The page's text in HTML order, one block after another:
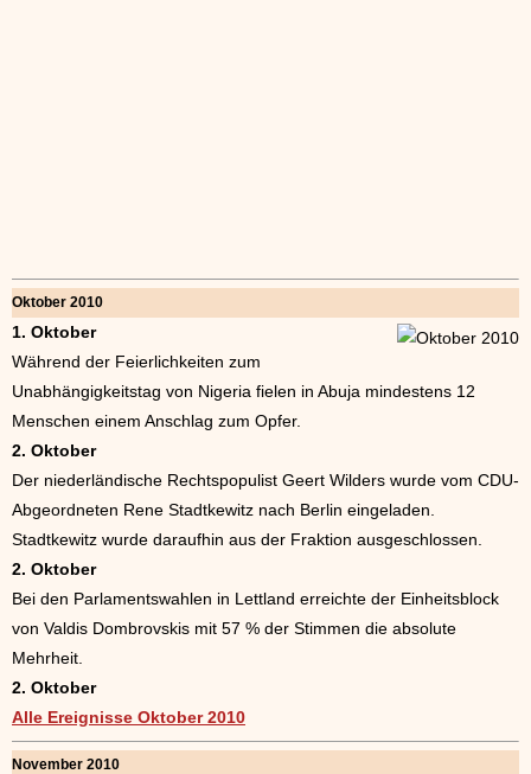
Oktober 2010
1. Oktober
Während der Feierlichkeiten zum
Unabhängigkeitstag von Nigeria fielen in Abuja mindestens 12
Menschen einem Anschlag zum Opfer.
2. Oktober
Der niederländische Rechtspopulist Geert Wilders wurde vom CDU-
Abgeordneten Rene Stadtkewitz nach Berlin eingeladen.
Stadtkewitz wurde daraufhin aus der Fraktion ausgeschlossen.
2. Oktober
Bei den Parlamentswahlen in Lettland erreichte der Einheitsblock
von Valdis Dombrovskis mit 57 % der Stimmen die absolute
Mehrheit.
2. Oktober
Alle Ereignisse Oktober 2010
November 2010